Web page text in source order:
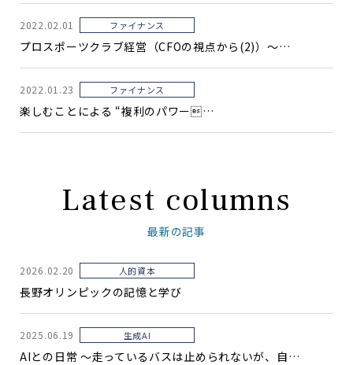
2022.02.01 ファイナンス
プロスポーツクラブ経営（CFOの視点から(2)）〜…
2022.01.23 ファイナンス
楽しむことによる “複利のパワー…
Latest columns
最新の記事
2026.02.20 人的資本
長野オリンピックの記憶と学び
2025.06.19 生成AI
AIとの日常 〜走っているバスは止められないが、自…